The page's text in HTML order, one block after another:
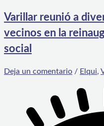
Varillar reunió a
vecinos en la
social
Deja un comentario / Elqui,